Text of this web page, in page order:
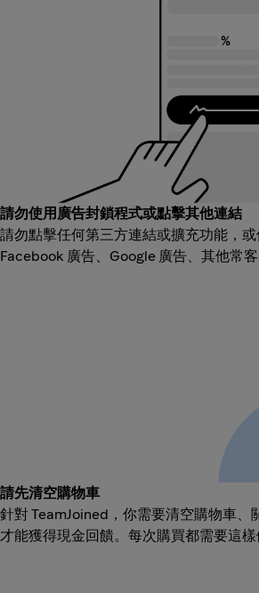
請勿使用廣告封鎖程式或點擊其他連結
請勿點擊任何第三方連結或擴充功能，
Facebook 廣告、Google 廣告、其他常
請先清空購物車
針對 TeamJoined，你需要清空購物車、
才能獲得現金回饋。每次購買都需要這樣